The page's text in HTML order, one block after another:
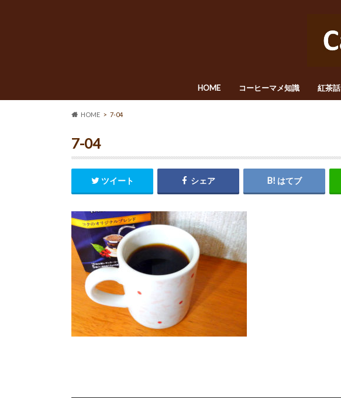
HOME コーヒーマメ知識 紅茶話
HOME 7-04
7-04
ツイート シェア はてブ